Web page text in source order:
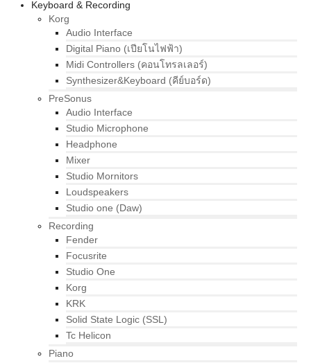
Keyboard & Recording
Korg
Audio Interface
Digital Piano (เปียโนไฟฟ้า)
Midi Controllers (คอนโทรลเลอร์)
Synthesizer&Keyboard (คีย์บอร์ด)
PreSonus
Audio Interface
Studio Microphone
Headphone
Mixer
Studio Mornitors
Loudspeakers
Studio one (Daw)
Recording
Fender
Focusrite
Studio One
Korg
KRK
Solid State Logic (SSL)
Tc Helicon
Piano